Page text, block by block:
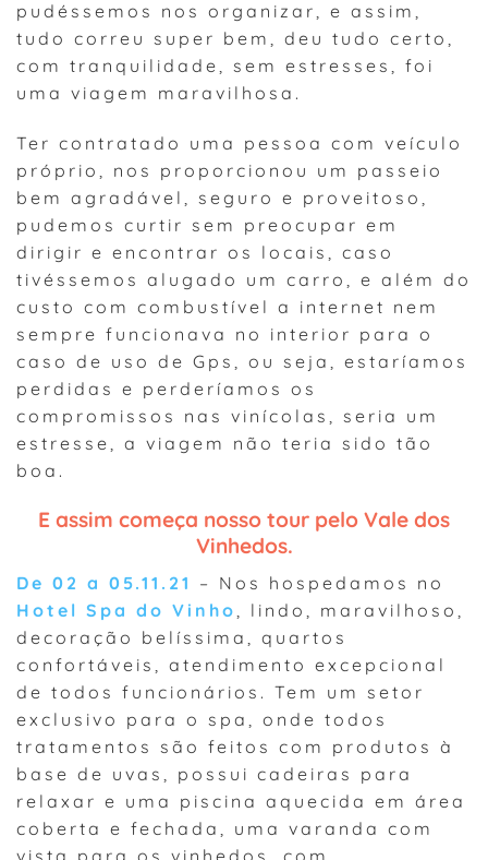
pudéssemos nos organizar, e assim,
tudo correu super bem, deu tudo certo,
com tranquilidade, sem estresses, foi
uma viagem maravilhosa.
Ter contratado uma pessoa com veículo
próprio, nos proporcionou um passeio
bem agradável, seguro e proveitoso,
pudemos curtir sem preocupar em
dirigir e encontrar os locais, caso
tivéssemos alugado um carro, e além do
custo com combustível a internet nem
sempre funcionava no interior para o
caso de uso de Gps, ou seja, estaríamos
perdidas e perderíamos os
compromissos nas vinícolas, seria um
estresse, a viagem não teria sido tão
boa.
E assim começa nosso tour pelo Vale dos
Vinhedos.
De 02 a 05.11.21 – Nos hospedamos no
Hotel Spa do Vinho, lindo, maravilhoso,
decoração belíssima, quartos
confortáveis, atendimento excepcional
de todos funcionários. Tem um setor
exclusivo para o spa, onde todos
tratamentos são feitos com produtos à
base de uvas, possui cadeiras para
relaxar e uma piscina aquecida em área
coberta e fechada, uma varanda com